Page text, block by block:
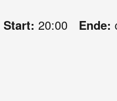
Start: 20:00 Ende: